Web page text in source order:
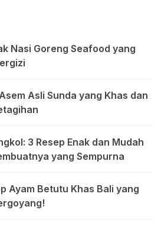
Nasi Goreng Seafood yang
Asli Sunda yang Khas dan
3 Resep Enak dan Mudah
yang Sempurna
Ayam Betutu Khas Bali yang